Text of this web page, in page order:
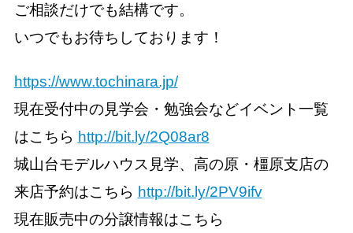
ご相談だけでも結構です。
いつでもお待ちしております！
https://www.tochinara.jp/
現在受付中の見学会・勉強会などイベント一覧
はこちら http://bit.ly/2Q08ar8
城山台モデルハウス見学、高の原・橿原支店の
来店予約はこちら http://bit.ly/2PV9ifv
現在販売中の分譲情報はこちら